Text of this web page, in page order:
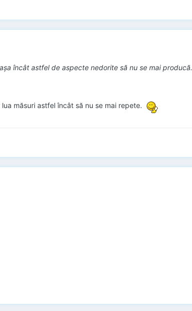
încât astfel de aspecte nedorite să nu se mai producă.
măsuri astfel încât să nu se mai repete.